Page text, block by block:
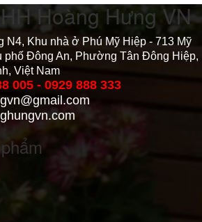
Hoàng Hưng VN
Khu nhà ở Phú Mỹ Hiệp - 713 Mỹ
phố Đông An, Phường Tân Đông Hiệp,
Việt Nam
005 - 0929 888 333